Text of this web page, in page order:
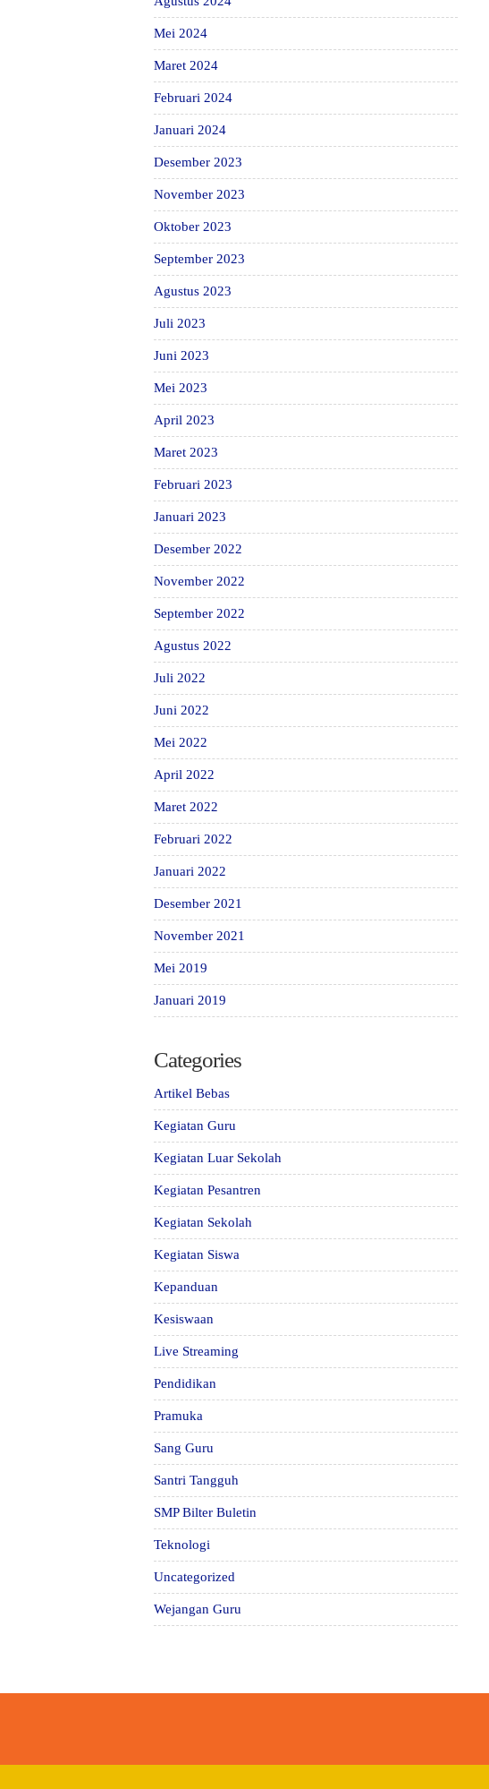
Mei 2024
Maret 2024
Februari 2024
Januari 2024
Desember 2023
November 2023
Oktober 2023
September 2023
Agustus 2023
Juli 2023
Juni 2023
Mei 2023
April 2023
Maret 2023
Februari 2023
Januari 2023
Desember 2022
November 2022
September 2022
Agustus 2022
Juli 2022
Juni 2022
Mei 2022
April 2022
Maret 2022
Februari 2022
Januari 2022
Desember 2021
November 2021
Mei 2019
Januari 2019
Categories
Artikel Bebas
Kegiatan Guru
Kegiatan Luar Sekolah
Kegiatan Pesantren
Kegiatan Sekolah
Kegiatan Siswa
Kepanduan
Kesiswaan
Live Streaming
Pendidikan
Pramuka
Sang Guru
Santri Tangguh
SMP Bilter Buletin
Teknologi
Uncategorized
Wejangan Guru